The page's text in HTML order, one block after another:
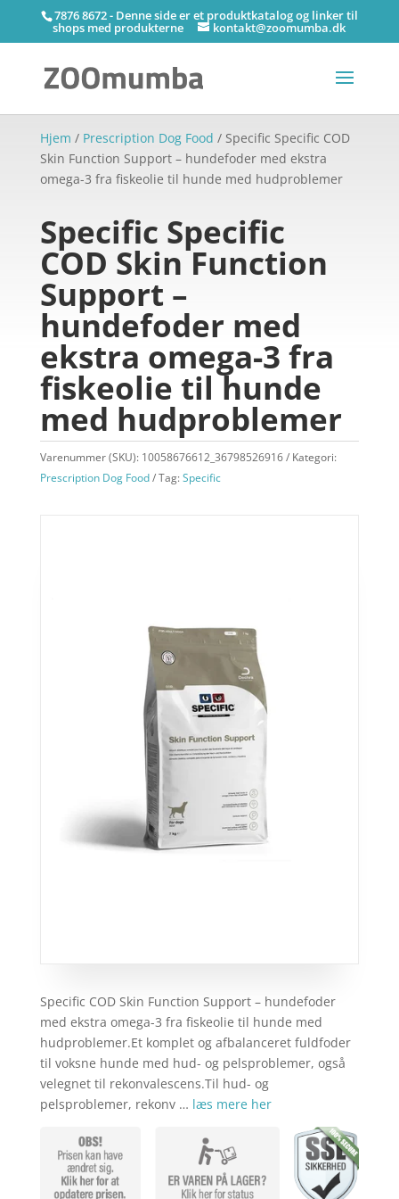
7876 8672 - Denne side er et produktkatalog og linker til
shops med produkterne kontakt@zoomumba.dk
Hjem / Prescription Dog Food / Specific Specific COD
Skin Function Support – hundefoder med ekstra
omega-3 fra fiskeolie til hunde med hudproblemer
Specific Specific
COD Skin Function
Support –
hundefoder med
ekstra omega-3 fra
fiskeolie til hunde
med hudproblemer
Varenummer (SKU): 10058676612_36798526916
Kategori:
Prescription Dog Food
Tag:Specific
Specific COD Skin Function Support – hundefoder
med ekstra omega-3 fra fiskeolie til hunde med
hudproblemer.Et komplet og afbalanceret fuldfoder
til voksne hunde med hud- og pelsproblemer, også
velegnet til rekonvalescens.Til hud- og
pelsproblemer, rekonv … læs mere her